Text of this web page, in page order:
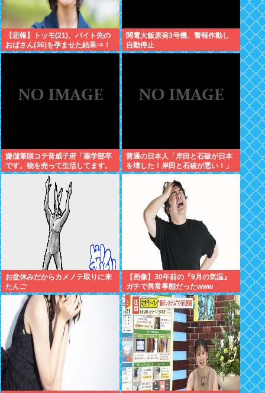
【悲報】トッモ(21)、バイト先の
おばさん(36)を孕ませた結果⇒！
関電大飯原発3号機、警報作動し
自動停止
嫌儲筆頭コテ音威子府「薬学部卒
です。物を売って生活してます。
何を売ってるかは言えません」
普通の日本人「岸田と石破が日本
を壊した！岸田と石破が悪い！」
お盆休みだからカメノテ取りに来
たんご
【画像】30年前の『9月の気温』
ガチで異常事態だったwww